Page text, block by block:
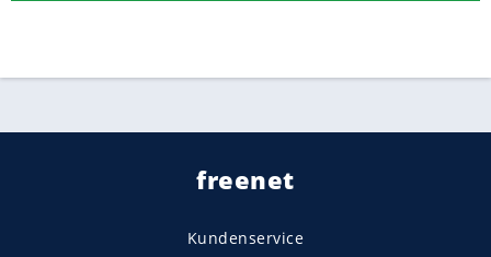
freenet
Kundenservice